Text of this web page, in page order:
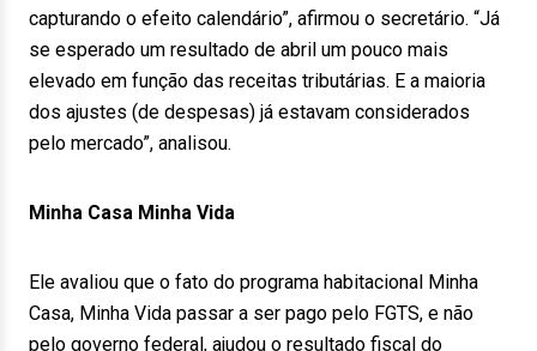
capturando o efeito calendário”, afirmou o secretário. “Já
se esperado um resultado de abril um pouco mais
elevado em função das receitas tributárias. E a maioria
dos ajustes (de despesas) já estavam considerados
pelo mercado”, analisou.
Minha Casa Minha Vida
Ele avaliou que o fato do programa habitacional Minha
Casa, Minha Vida passar a ser pago pelo FGTS, e não
pelo governo federal, ajudou o resultado fiscal do